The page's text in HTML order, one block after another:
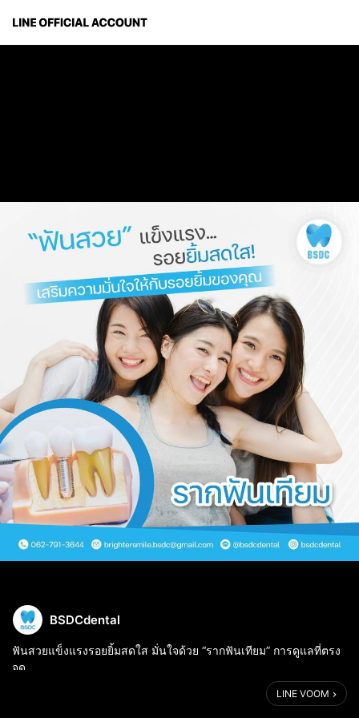
BSDCdental
ฟันสวยแข็งแรงรอยยิ้มสดใส มั่นใจด้วย “รากฟันเทียม” การดูแลที่ตรง
จุด
🦷 #รากฟันเทียม ทดแทนฟันแท้ที่สูญเสียไปโดยออกแบบให้มีรูปร่าง
LINE VOOM